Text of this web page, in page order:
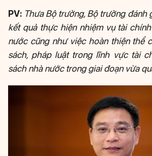
PV: Thưa Bộ trưởng, Bộ trưởng đánh
kết quả thực hiện nhiệm vụ tài
nước cũng như việc hoàn thiện thể
sách, pháp luật trong lĩnh vực tài
sách nhà nước trong giai đoạn vừa